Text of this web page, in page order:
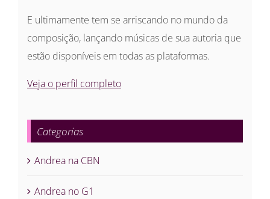
E ultimamente tem se arriscando no mundo da
composição, lançando músicas de sua autoria que
estão disponíveis em todas as plataformas.
Veja o perfil completo
Categorias
Andrea na CBN
Andrea no G1